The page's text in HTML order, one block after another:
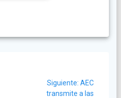
Siguiente: Siguiente
post:
AEC
transmite a las